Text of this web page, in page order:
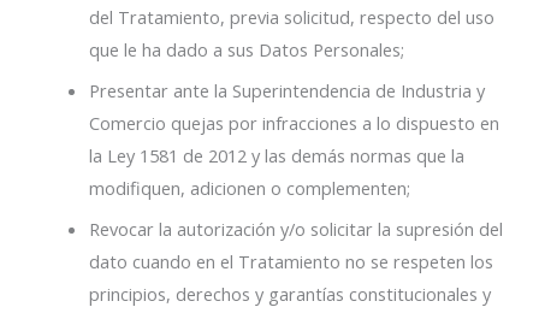
del Tratamiento, previa solicitud, respecto del uso
que le ha dado a sus Datos Personales;
Presentar ante la Superintendencia de Industria y
Comercio quejas por infracciones a lo dispuesto en
la Ley 1581 de 2012 y las demás normas que la
modifiquen, adicionen o complementen;
Revocar la autorización y/o solicitar la supresión del
dato cuando en el Tratamiento no se respeten los
principios, derechos y garantías constitucionales y